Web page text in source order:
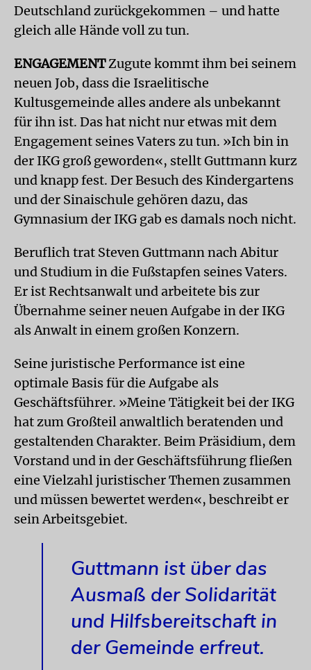
Deutschland zurückgekommen – und hatte
gleich alle Hände voll zu tun.
ENGAGEMENTZugute kommt ihm bei seinem
neuen Job, dass die Israelitische
Kultusgemeinde alles andere als unbekannt
für ihn ist. Das hat nicht nur etwas mit dem
Engagement seines Vaters zu tun. »Ich bin in
der IKG groß geworden«, stellt Guttmann kurz
und knapp fest. Der Besuch des Kindergartens
und der Sinaischule gehören dazu, das
Gymnasium der IKG gab es damals noch nicht.
Beruflich trat Steven Guttmann nach Abitur
und Studium in die Fußstapfen seines Vaters.
Er ist Rechtsanwalt und arbeitete bis zur
Übernahme seiner neuen Aufgabe in der IKG
als Anwalt in einem großen Konzern.
Seine juristische Performance ist eine
optimale Basis für die Aufgabe als
Geschäftsführer. »Meine Tätigkeit bei der IKG
hat zum Großteil anwaltlich beratenden und
gestaltenden Charakter. Beim Präsidium, dem
Vorstand und in der Geschäftsführung fließen
eine Vielzahl juristischer Themen zusammen
und müssen bewertet werden«, beschreibt er
sein Arbeitsgebiet.
Guttmann ist über das
Ausmaß der Solidarität
und Hilfsbereitschaft in
der Gemeinde erfreut.